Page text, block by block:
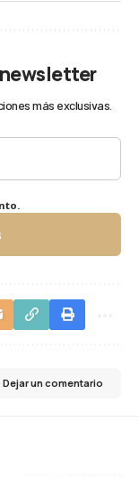
más exclusivas.
Dejar un comentario